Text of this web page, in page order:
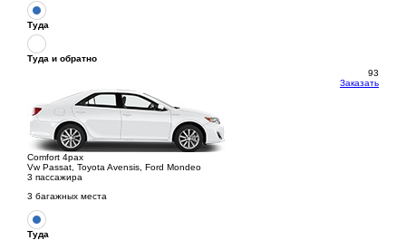
Туда
Туда и обратно
93
Заказать
Comfort 4pax
Vw Passat, Toyota Avensis, Ford Mondeo
3 пассажира
3 багажных места
Туда